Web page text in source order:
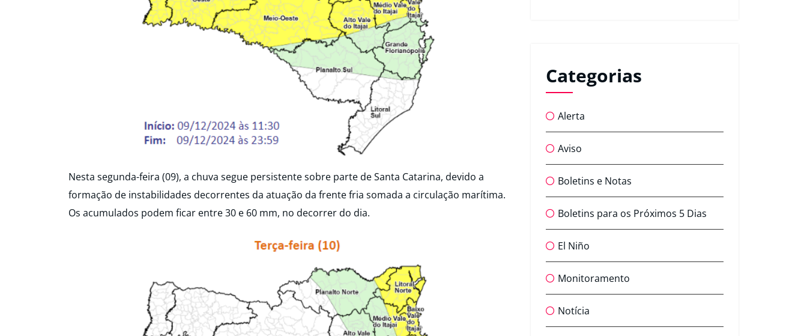
Nesta segunda-feira (09), a chuva segue persistente sobre parte de Santa Catarina, devido a
formação de instabilidades decorrentes da atuação da frente fria somada a circulação marítima.
Os acumulados podem ficar entre 30 e 60 mm, no decorrer do dia.
Categorias
Alerta
Aviso
Boletins e Notas
Boletins para os Próximos 5 Dias
El Niño
Monitoramento
Notícia